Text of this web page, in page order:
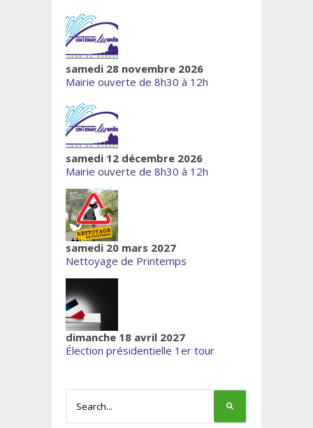
samedi 28 novembre 2026
Mairie ouverte de 8h30 à 12h
samedi 12 décembre 2026
Mairie ouverte de 8h30 à 12h
samedi 20 mars 2027
Nettoyage de Printemps
dimanche 18 avril 2027
Élection présidentielle 1er tour